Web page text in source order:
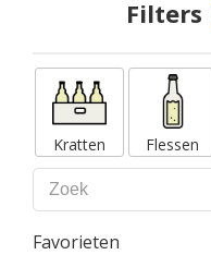
Filters
Kratten Flessen
Favorieten